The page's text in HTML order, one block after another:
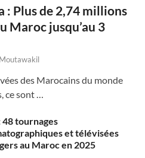
Plus de 2,74 millions
Maroc jusqu’au 3
des Marocains du monde
ce sont …
48 tournages
et télévisées
au Maroc en 2025